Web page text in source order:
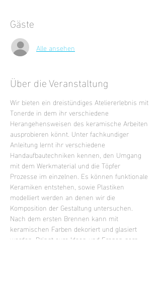
Gäste
Alle ansehen
Über die Veranstaltung
Wir bieten ein dreistündiges Ateliererlebnis mit
Tonerde in dem ihr verschiedene
Herangehensweisen des keramische Arbeiten
ausprobieren könnt. Unter fachkundiger
Anleitung lernt ihr verschiedene
Handaufbautechniken kennen, den Umgang
mit dem Werkmaterial und die Töpfer
Prozesse im einzelnen. Es können funktionale
Keramiken entstehen, sowie Plastiken
modelliert werden an denen wir die
Komposition der Gestaltung untersuchen.
Nach dem ersten Brennen kann mit
keramischen Farben dekoriert und glasiert
werden. Bringt eure Ideen und Fragen gern